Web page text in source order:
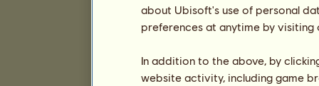
about Ubisoft's use of personal
preferences at anytime by
In addition to the above, by
website activity, including game